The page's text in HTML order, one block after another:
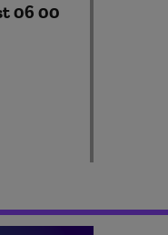
06 00